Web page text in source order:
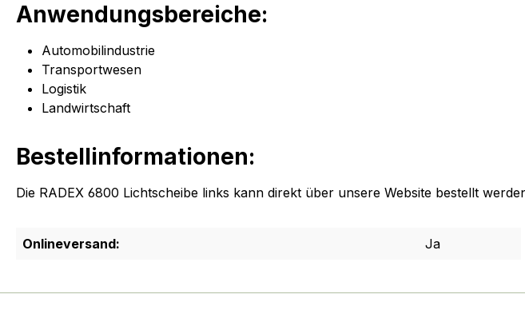
Anwendungsbereiche:
Automobilindustrie
Transportwesen
Logistik
Landwirtschaft
Bestellinformationen:
Die RADEX 6800 Lichtscheibe links kann direkt über unsere Website bestellt
Onlineversand: Ja